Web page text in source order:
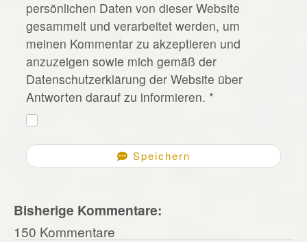
persönlichen Daten von dieser Website
gesammelt und verarbeitet werden, um
meinen Kommentar zu akzeptieren und
anzuzeigen sowie mich gemäß der
Datenschutzerklärung der Website über
Antworten darauf zu informieren. *
Speichern
Bisherige Kommentare:
150 Kommentare